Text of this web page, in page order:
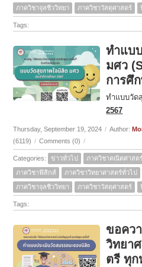
ภาควิชาจุลชีววิทยา
ภาควิชาวัสดุศาสตร์
Tags:
ทำแบ
มศว
การศึ
ทำแบบวัด
2567
Thursday, September 19, 2024 / Author:
(6119) / Comments (0) /
Categories: ข่าวทั่วไป ภาควิชาคณิตศาสต
ภาควิชาฟิสิกส์
ภาควิชาวิทยาศาสตร์ทั่วไป
ภาควิชาจุลชีววิทยา
ภาควิชาวัสดุศาสตร์
Tags:
ขอคว
วิทยา
ตรี ทุ